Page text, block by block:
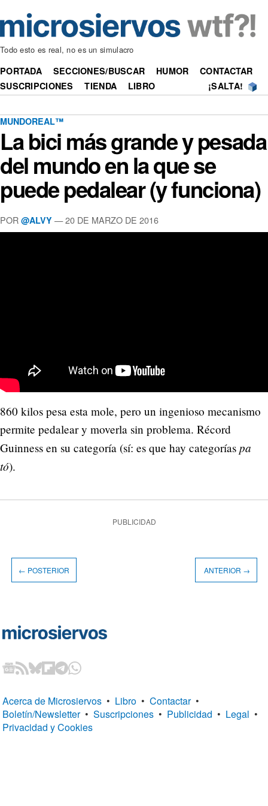
Todo esto es real, no es un simulacro
PORTADA SECCIONES/BUSCAR HUMOR
CONTACTAR
SUSCRIPCIONES
TIENDA LIBRO ¡SALTA!
MUNDOREAL™
La bici más grande y pesada
del mundo en la que se
puede pedalear (y funciona)
POR @ALVY —20 DE MARZO DE 2016
860 kilos pesa esta mole, pero un ingenioso mecanismo
permite pedalear y moverla sin problema. Récord
Guinness en su categoría (sí: es que hay categorías pa
tó).
PUBLICIDAD
← POSTERIOR ANTERIOR →
Acerca de Microsiervos • Libro • Contactar •
Boletín/Newsletter • Suscripciones • Publicidad • Legal •
Privacidad y Cookies